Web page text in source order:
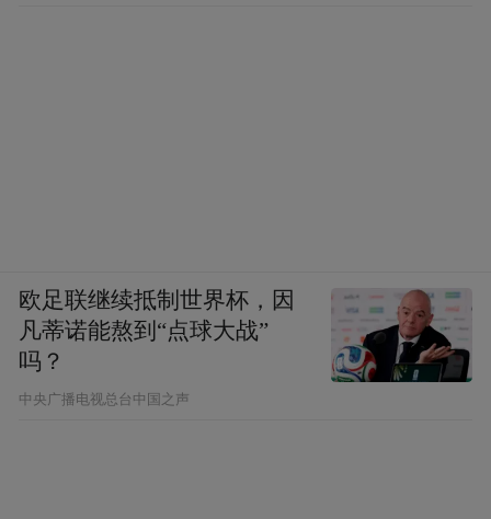
欧足联继续抵制世界杯，因
凡蒂诺能熬到“点球大战”
吗？
中央广播电视总台中国之声